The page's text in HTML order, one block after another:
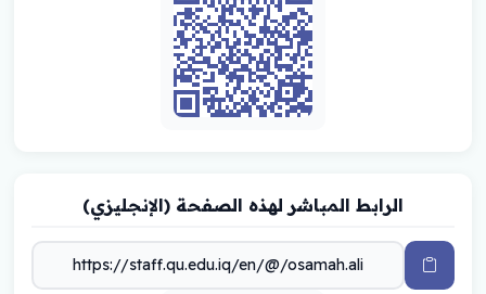
الرابط المباشر لهذه الصفحة (الإنجليزي)